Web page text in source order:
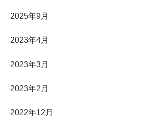
2025年9月
2023年4月
2023年3月
2023年2月
2022年12月